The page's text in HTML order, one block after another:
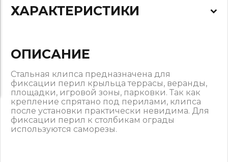
ХАРАКТЕРИСТИКИ
ОПИСАНИЕ
Стальная клипса предназначена для
фиксации перил крыльца террасы, веранды,
площадки, игровой зоны, парковки. Так как
крепление спрятано под перилами, клипса
после установки практически невидима. Для
фиксации перил к столбикам ограды
используются саморезы.